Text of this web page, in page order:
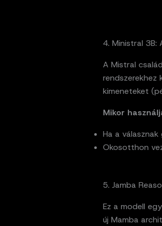
4. Ministral 3B:
A Mistral
rendszerekhez
kimeneteket
Mikor
Ha a
Okosotthon
5. Jamba
Ez a modell
új Mamba